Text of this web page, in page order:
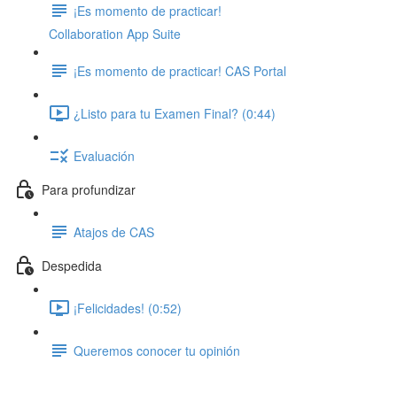
¡Es momento de practicar!
Collaboration App Suite
¡Es momento de practicar! CAS Portal
¿Listo para tu Examen Final? (0:44)
Evaluación
Para profundizar
Atajos de CAS
Despedida
¡Felicidades! (0:52)
Queremos conocer tu opinión